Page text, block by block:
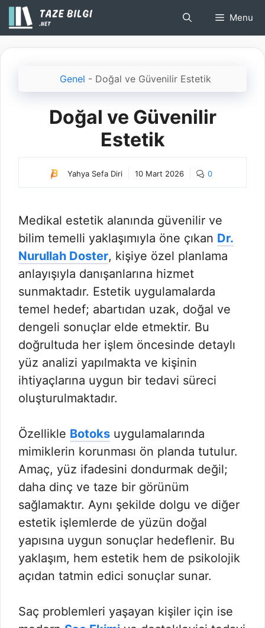
İçeriğe
atla
Menu
Genel - Doğal ve Güvenilir Estetik
Doğal ve Güvenilir
Estetik
Yahya Sefa Diri 10 Mart 2026 0
Medikal estetik alanında güvenilir ve
bilim temelli yaklaşımıyla öne çıkan Dr.
Nurullah Doster, kişiye özel planlama
anlayışıyla danışanlarına hizmet
sunmaktadır. Estetik uygulamalarda
temel hedef; abartıdan uzak, doğal ve
dengeli sonuçlar elde etmektir. Bu
doğrultuda her işlem öncesinde detaylı
yüz analizi yapılmakta ve kişinin
ihtiyaçlarına uygun bir tedavi süreci
oluşturulmaktadır.
Özellikle Botoks uygulamalarında
mimiklerin korunması ön planda tutulur.
Amaç, yüz ifadesini dondurmak değil;
daha dinç ve taze bir görünüm
sağlamaktır. Aynı şekilde dolgu ve diğer
estetik işlemlerde de yüzün doğal
yapısına uygun sonuçlar hedeflenir. Bu
yaklaşım, hem estetik hem de psikolojik
açıdan tatmin edici sonuçlar sunar.
Saç problemleri yaşayan kişiler için ise